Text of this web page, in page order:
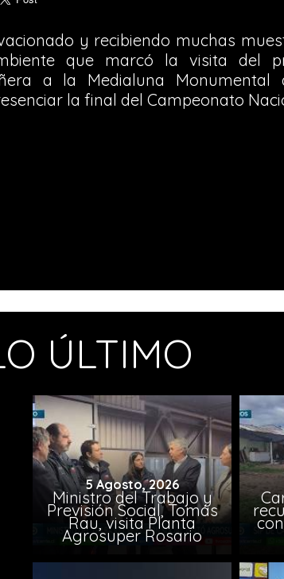
y recibiendo muchas
que marcó la visita del
a la Medialuna Monumental
la final del Campeonato
ÚLTIMO
5 Agosto, 2026
Ministro del Trabajo y
Previsión Social, Tomás
Rau, visita Planta
Agrosuper Rosario